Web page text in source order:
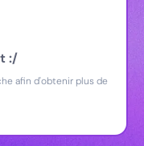
:/
afin d'obtenir plus de